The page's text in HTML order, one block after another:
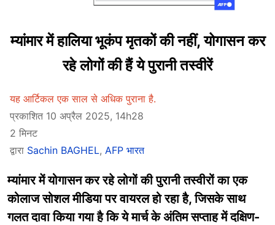
म्यांमार में हालिया भूकंप मृतकों की नहीं, योगासन कर
रहे लोगों की हैं ये पुरानी तस्वीरें
यह आर्टिकल एक साल से अधिक पुराना है.
प्रकाशित 10 अप्रैल 2025, 14h28
2 मिनट
द्वारा Sachin BAGHEL, AFP भारत
म्यांमार में योगासन कर रहे लोगों की पुरानी तस्वीरों का एक
कोलाज सोशल मीडिया पर वायरल हो रहा है, जिसके साथ
गलत दावा किया गया है कि ये मार्च के अंतिम सप्ताह में दक्षिण-